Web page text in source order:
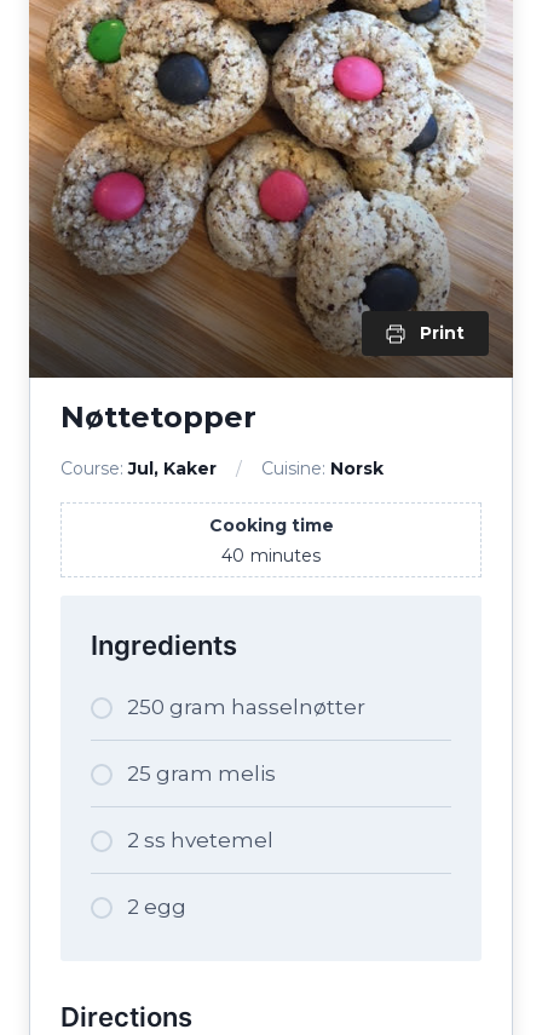
Print
Nøttetopper
Course:Jul, Kaker Cuisine: Norsk
Cooking time
40 minutes
Ingredients
250 gram hasselnøtter
25 gram melis
2 ss hvetemel
2 egg
Directions